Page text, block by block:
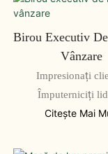
Birou Executiv
Vânzare
Impresionați
Împuterniciți
Citeşte Mai